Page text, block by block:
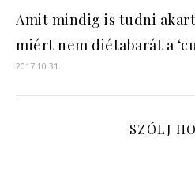
Amit mindig is tudni
miért nem diétabarát a
2017.10.31.
SZÓLJ